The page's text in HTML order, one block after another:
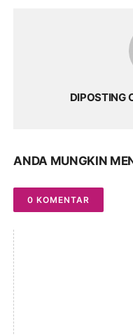
DIPOSTING
ANDA MUNGKIN
0 KOMENTAR